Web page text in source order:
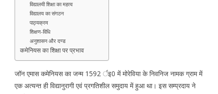
विद्यालयी शिक्षा का महत्व
विद्यालय का संगठन
पाठ्यक्रम
शिक्षण-विधि
अनुशासन और दण्ड
कमेनियस का शिक्षा पर प्रभाव
जॉन एमास कमेनियस का जन्म 1592 र्इ0 में मोरेविया के निवनिज नामक ग्राम में
एक अत्यन्त ही विद्यानुरागी एवं प्रगतिशील समुदाय में हुआ था। इस सम्प्रदाय ने